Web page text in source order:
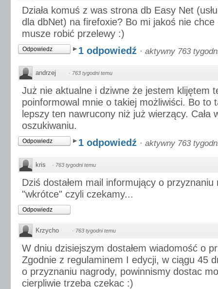
Działa komuś z was strona db Easy Net
dla dbNet) na firefoxie? Bo mi jakoś nie chce
musze robić przelewy :)
Odpowiedz 1 odpowiedź · aktywny 763
andrzej · 763 tygodni temu
Już nie aktualne i dziwne że jestem klijętem
poinformowal mnie o takiej możliwiści. Bo to
lepszy ten nawrucony niż już wierzący. Cała
oszukiwaniu.
Odpowiedz 1 odpowiedź · aktywny 763
kris · 763 tygodni temu
Dziś dostałem mail informujący o
"wkrótce" czyli czekamy...
Odpowiedz
Krzycho · 763 tygodni temu
W dniu dzisiejszym dostałem wiadomość o
Zgodnie z regulaminem I edycji, w ciągu 45
o przyznaniu nagrody, powinnismy dostac
cierpliwie trzeba czekac :)